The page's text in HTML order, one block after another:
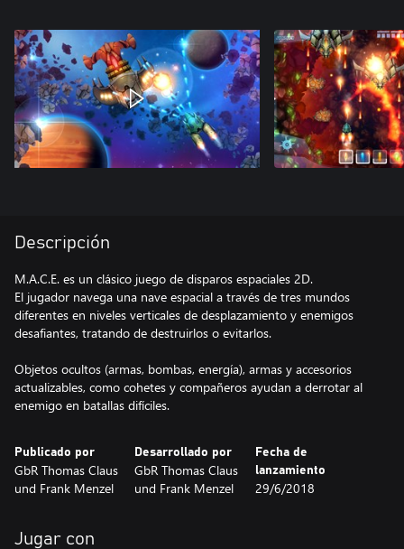
Descripción
M.A.C.E. es un clásico juego de disparos espaciales 2D.
El jugador navega una nave espacial a través de tres mundos
diferentes en niveles verticales de desplazamiento y enemigos
desafiantes, tratando de destruirlos o evitarlos.
Objetos ocultos (armas, bombas, energía), armas y accesorios
actualizables, como cohetes y compañeros ayudan a derrotar al
enemigo en batallas difíciles.
Publicado por
GbR Thomas Claus
und Frank Menzel
Desarrollado por
GbR Thomas Claus
und Frank Menzel
Fecha de
lanzamiento
29/6/2018
Jugar con